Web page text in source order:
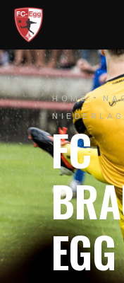
HOME
FC
EGG